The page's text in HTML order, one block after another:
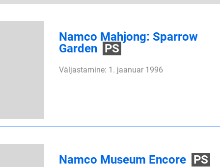
Namco Mahjong: Sparrow
Garden PS
Väljastamine: 1. jaanuar 1996
Namco Museum Encore PS